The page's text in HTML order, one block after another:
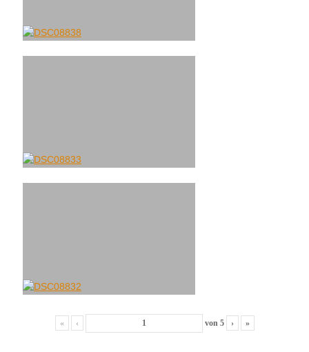
« ‹ von 5 › »